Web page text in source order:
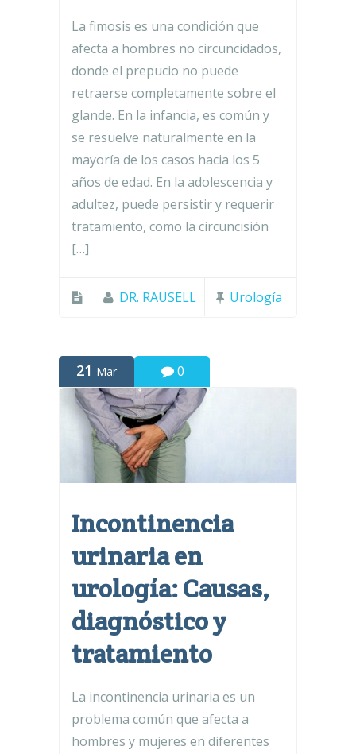
La fimosis es una condición que
afecta a hombres no circuncidados,
donde el prepucio no puede
retraerse completamente sobre el
glande. En la infancia, es común y
se resuelve naturalmente en la
mayoría de los casos hacia los 5
años de edad. En la adolescencia y
adultez, puede persistir y requerir
tratamiento, como la circuncisión
[…]
DR. RAUSELL Urología
21 Mar 0
Incontinencia
urinaria en
urología: Causas,
diagnóstico y
tratamiento
La incontinencia urinaria es un
problema común que afecta a
hombres y mujeres en diferentes